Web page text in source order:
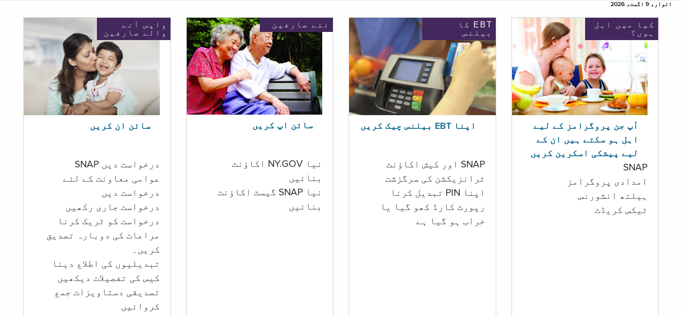
اتوار، 9 اگست، 2026
واپس آنے
والے صارفین
سائن ان کریں
درخواست دیں SNAP
عوامی معاونت کے لئے
درخواست دیں
درخواست جاری رکھیں
درخواست کو ٹریک کرنا
مراعات کی دوبارہ تصدیق
کریں۔
تبدیلیوں کی اطلاع دینا
کیس کی تفصیلات دیکھیں
تصدیقی دستاویزات جمع
کروائیں
نئے صارفین
سائن اپ کریں
نیا NY.GOV اکاؤنٹ
بنائیں
نیا SNAP گیسٹ اکاؤنٹ
بنائیں
EBT کا
بیلنس
اپنا EBT بیلنس چیک کریں
SNAP اور کیش اکاؤنٹ
ٹرانزیکشن کی سرگزشت
اپنا PIN تبدیل کرنا
رپورٹ کارڈ کھو گیا یا
خراب ہو گيا ہے
کیا میں اہل
ہوں؟
آپ جن پروگرامز کے لیے
اہل ہو سکتے ہیں ان کے
لیے پیشکی اسکرین کریں
SNAP
امدادی پروگرامز
‏ہیلتھ انشورنس
ٹیکس کریڈٹ